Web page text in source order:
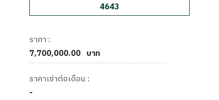
4643
ราคา :
7,700,000.00 บาท
ราคาเช่าต่อเดือน :
-